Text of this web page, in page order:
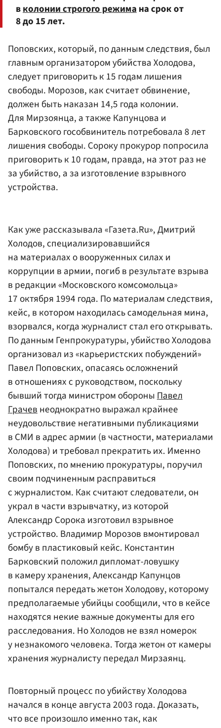
вколонии строгого режимана срок от
8 до 15 лет.
Поповских, который, по данным следствия, был
главным организатором убийства Холодова,
следует приговорить к 15 годам лишения
свободы. Морозов, как считает обвинение,
должен быть наказан 14,5 года колонии.
Для Мирзоянца, а также Капунцова и
Барковского гособвинитель потребовала 8 лет
лишения свободы. Сороку прокурор попросила
приговорить к 10 годам, правда, на этот раз не
за убийство, а за изготовление взрывного
устройства.
Как уже рассказывала «Газета.Ru», Дмитрий
Холодов, специализировавшийся
на материалах о вооруженных силах и
коррупции в армии, погиб в результате взрыва
в редакции «Московского комсомольца»
17 октября 1994 года. По материалам следствия,
кейс, в котором находилась самодельная мина,
взорвался, когда журналист стал его открывать.
По данным Генпрокуратуры, убийство Холодова
организовал из «карьеристских побуждений»
Павел Поповских, опасаясь осложнений
в отношениях с руководством, поскольку
бывший тогда министром обороныПавел
Грачевнеоднократно выражал крайнее
неудовольствие негативными публикациями
в СМИ в адрес армии (в частности, материалами
Холодова) и требовал прекратить их. Именно
Поповских, по мнению прокуратуры, поручил
своим подчиненным расправиться
с журналистом. Как считают следователи, он
украл в части взрывчатку, из которой
Александр Сорока изготовил взрывное
устройство. Владимир Морозов вмонтировал
бомбу в пластиковый кейс. Константин
Барковский положил дипломат-ловушку
в камеру хранения, Александр Капунцов
попытался передать жетон Холодову, которому
предполагаемые убийцы сообщили, что в кейсе
находятся некие важные документы для его
расследования. Но Холодов не взял номерок
у незнакомого человека. Тогда жетон от камеры
хранения журналисту передал Мирзаянц.
Повторный процесс по убийству Холодова
начался в конце августа 2003 года. Доказать,
что все произошло именно так, как